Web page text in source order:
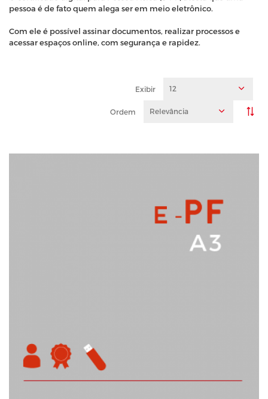
pessoa é de fato quem alega ser em meio eletrônico.
Com ele é possível assinar documentos, realizar processos e
acessar espaços online, com segurança e rapidez.
Exibir 12
Ordem Relevância